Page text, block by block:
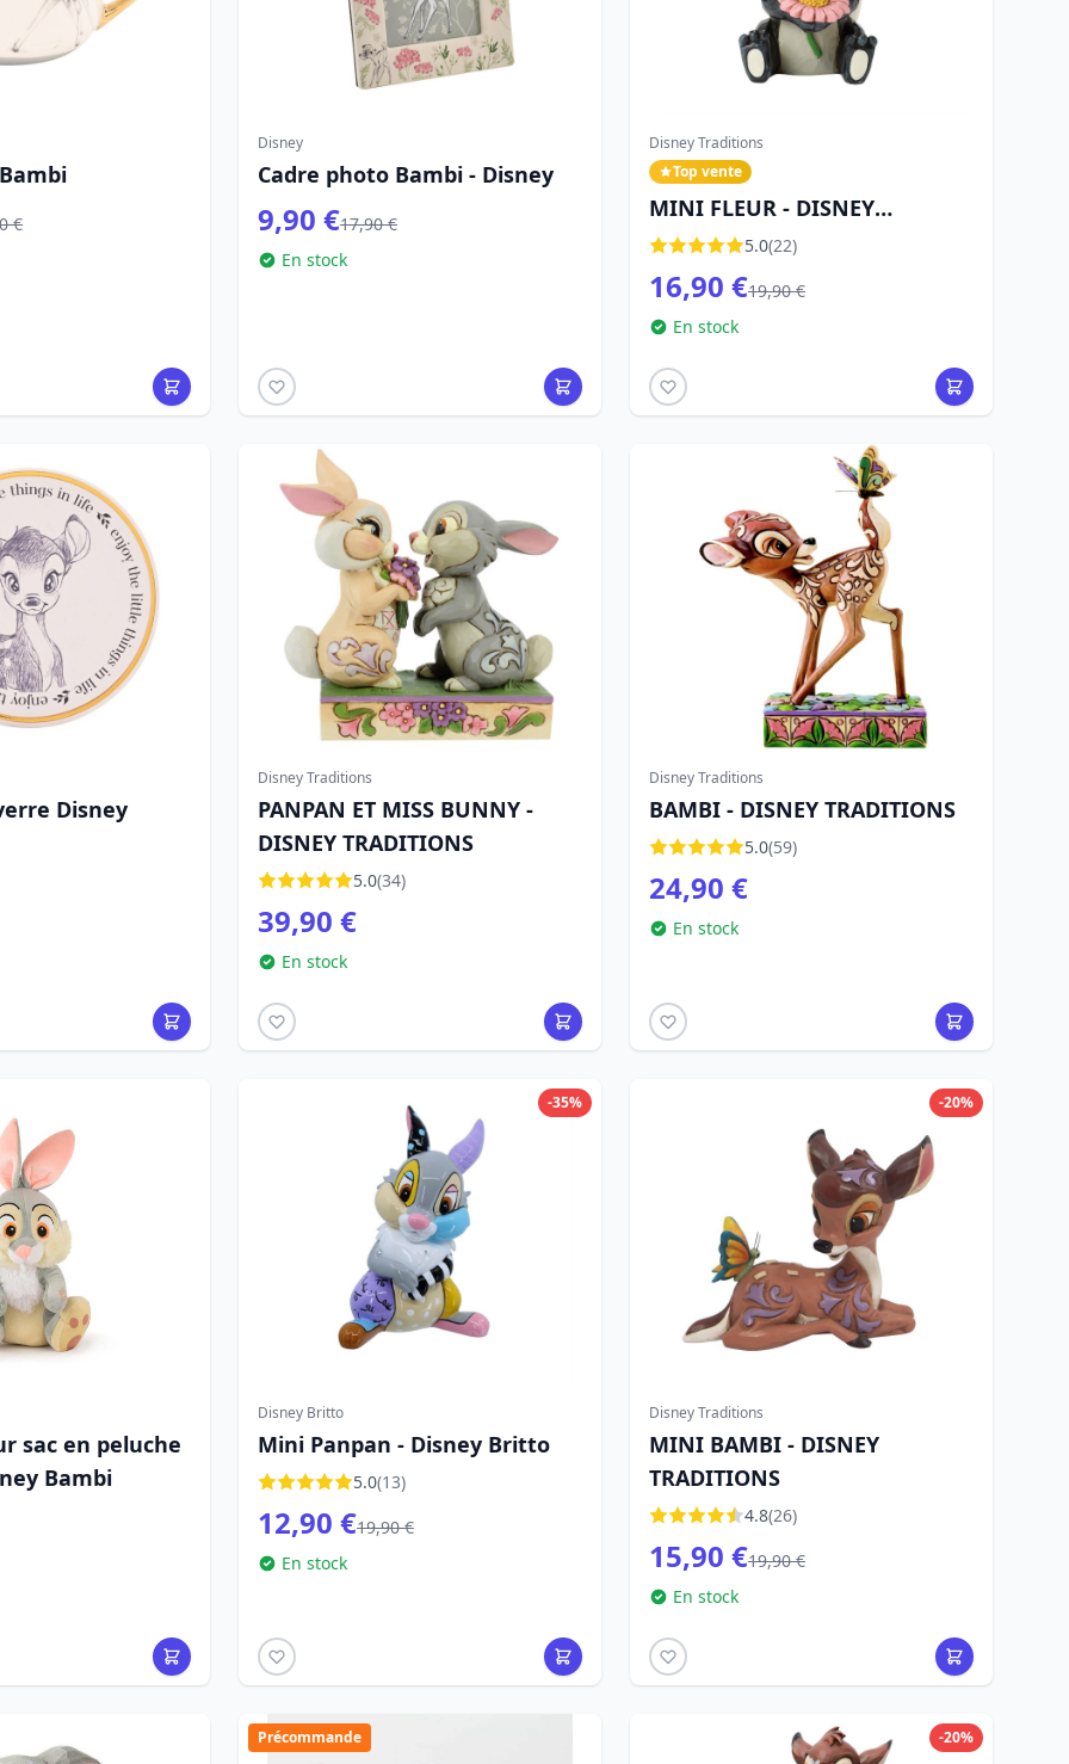
€
Disney
Cadre photo Bambi - Disney
9,90 €17,90 €
En stock
Disney Traditions
Top vente
MINI FLEUR - DISNEY
TRADITIONS
5.0(22)
16,90 €19,90 €
En stock
Disney
Disney Traditions
PANPAN ET MISS BUNNY -
DISNEY TRADITIONS
5.0(34)
39,90 €
En stock
Disney Traditions
BAMBI - DISNEY TRADITIONS
5.0(59)
24,90 €
En stock
sac en peluche
Bambi
-35%
Disney Britto
Mini Panpan - Disney Britto
5.0(13)
12,90 €19,90 €
En stock
-20%
Disney Traditions
MINI BAMBI - DISNEY
TRADITIONS
4.8(26)
15,90 €19,90 €
En stock
Précommande -20%